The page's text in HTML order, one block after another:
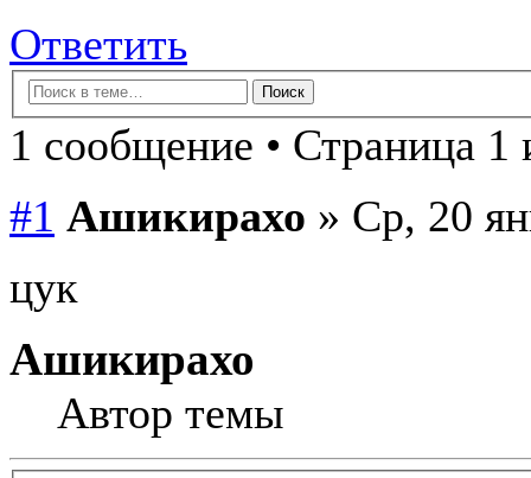
Ответить
1 сообщение • Страница 1
#1 Ашикирахо » Ср, 20
цук
Ашикирахо
Автор темы